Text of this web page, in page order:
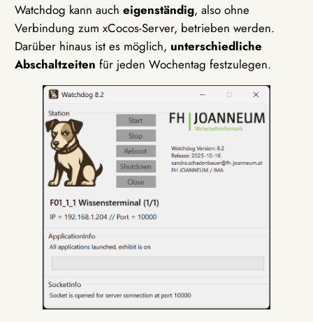
Watchdog kann aucheigenständig, also ohne
Verbindung zum xCocos-Server, betrieben werden.
Darüber hinaus ist es möglich, unterschiedliche
Abschaltzeiten für jeden Wochentag festzulegen.